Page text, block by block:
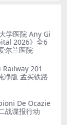
学医院 Any Gi
2026》全6
尔兰医院
201
净版 孟买铁路
De Ocazie
战谍报行动